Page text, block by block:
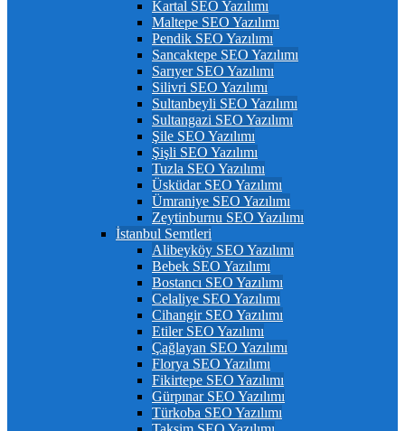
Kartal SEO Yazılımı
Maltepe SEO Yazılımı
Pendik SEO Yazılımı
Sancaktepe SEO Yazılımı
Sarıyer SEO Yazılımı
Silivri SEO Yazılımı
Sultanbeyli SEO Yazılımı
Sultangazi SEO Yazılımı
Şile SEO Yazılımı
Şişli SEO Yazılımı
Tuzla SEO Yazılımı
Üsküdar SEO Yazılımı
Ümraniye SEO Yazılımı
Zeytinburnu SEO Yazılımı
İstanbul Semtleri
Alibeyköy SEO Yazılımı
Bebek SEO Yazılımı
Bostancı SEO Yazılımı
Celaliye SEO Yazılımı
Cihangir SEO Yazılımı
Etiler SEO Yazılımı
Çağlayan SEO Yazılımı
Florya SEO Yazılımı
Fikirtepe SEO Yazılımı
Gürpınar SEO Yazılımı
Türkoba SEO Yazılımı